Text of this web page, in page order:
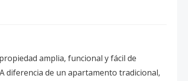
amplia, funcional y fácil de
diferencia de un apartamento tradicional,